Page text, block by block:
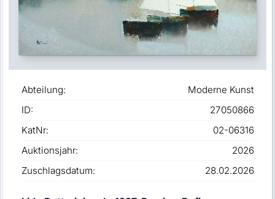
Abteilung:
Moderne Kunst
ID:
27050866
KatNr:
02-06316
Auktionsjahr:
2026
Zuschlagsdatum:
28.02.2026